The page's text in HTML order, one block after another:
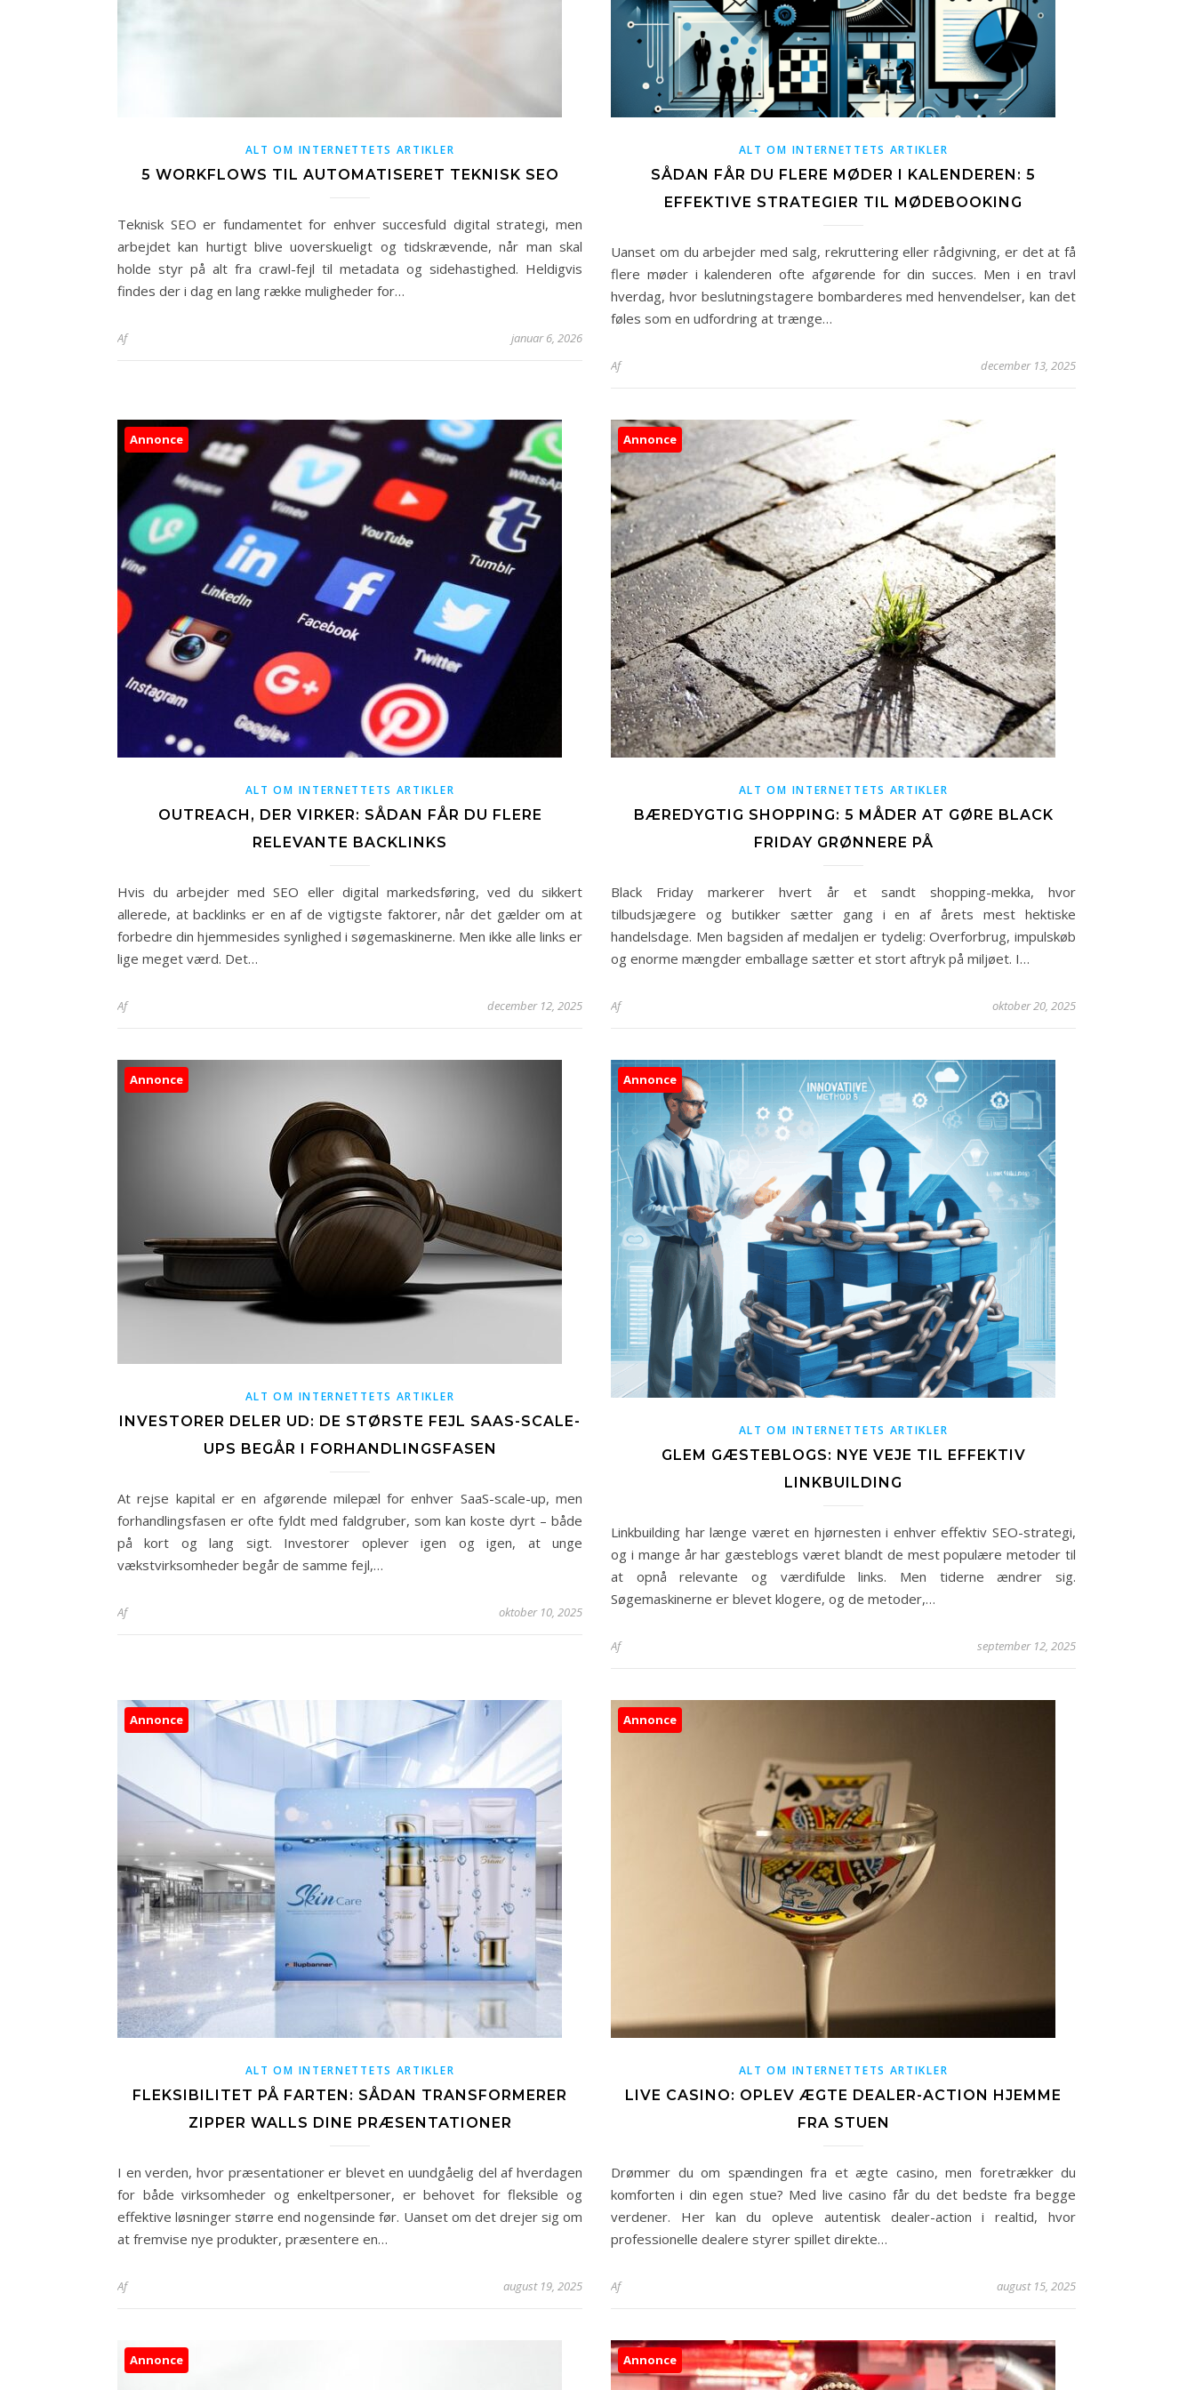
ALT OM INTERNETTETS ARTIKLER
5 WORKFLOWS TIL AUTOMATISERET TEKNISK SEO
Teknisk SEO er fundamentet for enhver succesfuld digital strategi, men
arbejdet kan hurtigt blive uoverskueligt og tidskrævende, når man skal
holde styr på alt fra crawl-fejl til metadata og sidehastighed. Heldigvis
findes der i dag en lang række muligheder for…
Af januar 6, 2026
ALT OM INTERNETTETS ARTIKLER
SÅDAN FÅR DU FLERE MØDER I KALENDEREN: 5
EFFEKTIVE STRATEGIER TIL MØDEBOOKING
Uanset om du arbejder med salg, rekruttering eller rådgivning, er det at få
flere møder i kalenderen ofte afgørende for din succes. Men i en travl
hverdag, hvor beslutningstagere bombarderes med henvendelser, kan det
føles som en udfordring at trænge…
Af december 13, 2025
Annonce
ALT OM INTERNETTETS ARTIKLER
OUTREACH, DER VIRKER: SÅDAN FÅR DU FLERE
RELEVANTE BACKLINKS
Hvis du arbejder med SEO eller digital markedsføring, ved du sikkert
allerede, at backlinks er en af de vigtigste faktorer, når det gælder om at
forbedre din hjemmesides synlighed i søgemaskinerne. Men ikke alle links er
lige meget værd. Det…
Af december 12, 2025
Annonce
ALT OM INTERNETTETS ARTIKLER
BÆREDYGTIG SHOPPING: 5 MÅDER AT GØRE BLACK
FRIDAY GRØNNERE PÅ
Black Friday markerer hvert år et sandt shopping-mekka, hvor
tilbudsjægere og butikker sætter gang i en af årets mest hektiske
handelsdage. Men bagsiden af medaljen er tydelig: Overforbrug, impulskøb
og enorme mængder emballage sætter et stort aftryk på miljøet. I…
Af oktober 20, 2025
Annonce
ALT OM INTERNETTETS ARTIKLER
INVESTORER DELER UD: DE STØRSTE FEJL SAAS-SCALE-
UPS BEGÅR I FORHANDLINGSFASEN
At rejse kapital er en afgørende milepæl for enhver SaaS-scale-up, men
forhandlingsfasen er ofte fyldt med faldgruber, som kan koste dyrt – både
på kort og lang sigt. Investorer oplever igen og igen, at unge
vækstvirksomheder begår de samme fejl,…
Af oktober 10, 2025
Annonce
ALT OM INTERNETTETS ARTIKLER
GLEM GÆSTEBLOGS: NYE VEJE TIL EFFEKTIV
LINKBUILDING
Linkbuilding har længe været en hjørnesten i enhver effektiv SEO-strategi,
og i mange år har gæsteblogs været blandt de mest populære metoder til
at opnå relevante og værdifulde links. Men tiderne ændrer sig.
Søgemaskinerne er blevet klogere, og de metoder,…
Af september 12, 2025
Annonce
ALT OM INTERNETTETS ARTIKLER
FLEKSIBILITET PÅ FARTEN: SÅDAN TRANSFORMERER
ZIPPER WALLS DINE PRÆSENTATIONER
I en verden, hvor præsentationer er blevet en uundgåelig del af hverdagen
for både virksomheder og enkeltpersoner, er behovet for fleksible og
effektive løsninger større end nogensinde før. Uanset om det drejer sig om
at fremvise nye produkter, præsentere en…
Af august 19, 2025
Annonce
ALT OM INTERNETTETS ARTIKLER
LIVE CASINO: OPLEV ÆGTE DEALER-ACTION HJEMME
FRA STUEN
Drømmer du om spændingen fra et ægte casino, men foretrækker du
komforten i din egen stue? Med live casino får du det bedste fra begge
verdener. Her kan du opleve autentisk dealer-action i realtid, hvor
professionelle dealere styrer spillet direkte…
Af august 15, 2025
Annonce Annonce